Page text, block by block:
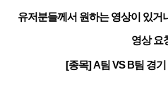
유저분들께서 원하는 영상이 있거
영상 요
[종목] A팀 VSB팀 경기